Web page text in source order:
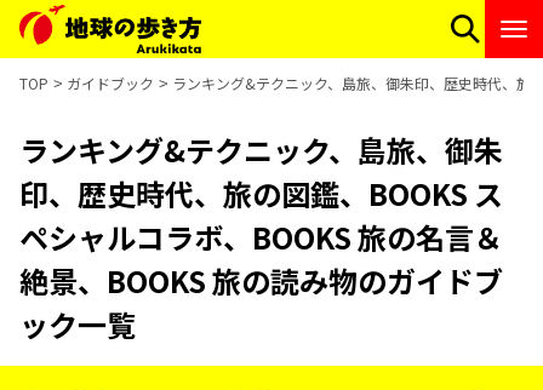
TOP ガイドブック ランキング&テクニック、島旅、御朱印、歴史時代、旅
ランキング&テクニック、島旅、御朱
印、歴史時代、旅の図鑑、BOOKS ス
ペシャルコラボ、BOOKS 旅の名言＆
絶景、BOOKS 旅の読み物のガイドブ
ック一覧